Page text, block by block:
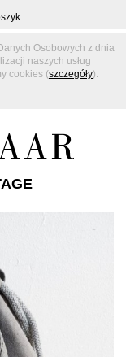
Osobowych z dnia
naszych usług
cookies (szczegóły).